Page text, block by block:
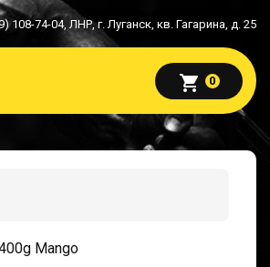
108-74-04,ЛНР, г. Луганск, кв. Гагарина, д. 25
shopping_cart 0
Mango